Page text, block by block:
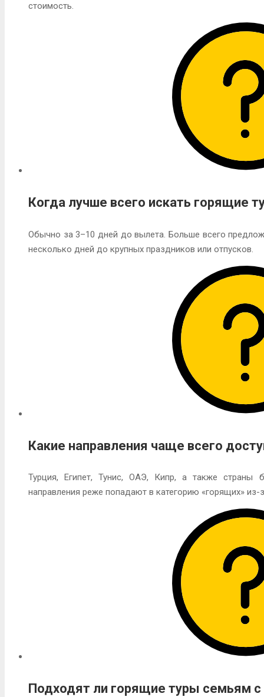
стоимость.
Когда лучше всего искать горящие
Обычно за 3–10 дней до вылета. Больше всего
несколько дней до крупных праздников или отпусков.
Какие направления чаще всего
Турция, Египет, Тунис, ОАЭ, Кипр, а также страны
направления реже попадают в категорию «горящих» из-
Подходят ли горящие туры семьям